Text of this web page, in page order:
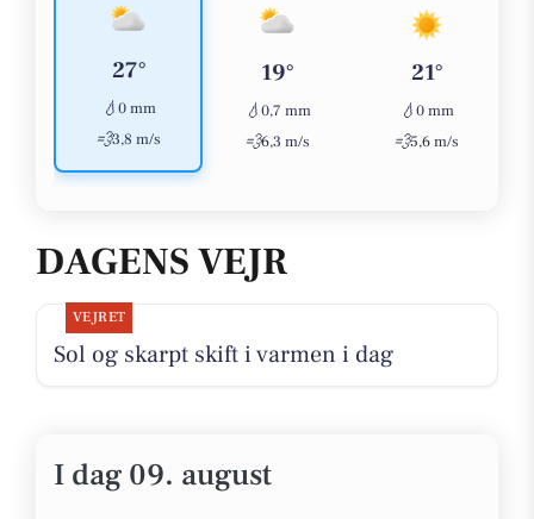
27°
💧0 mm
💨3,8 m/s
19°
💧0,7 mm
💨6,3 m/s
21°
💧0 mm
💨5,6 m/s
DAGENS VEJR
VEJRET
Sol og skarpt skift i varmen i dag
I dag 09. august